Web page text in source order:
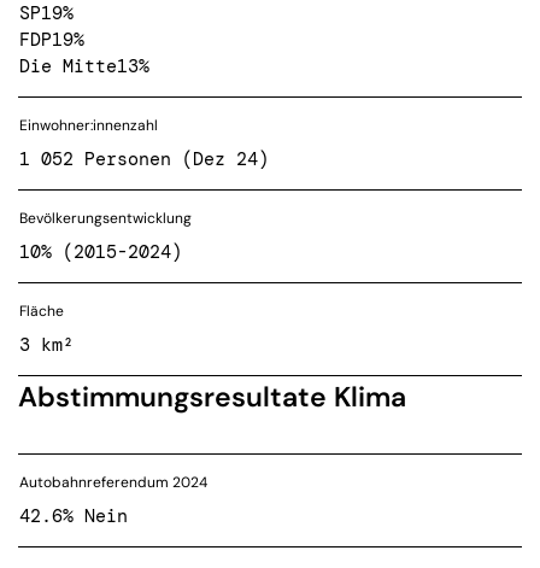
SP19%
FDP19%
Die Mitte13%
Einwohner:innenzahl
1 052 Personen (Dez 24)
Bevölkerungsentwicklung
10% (2015-2024)
Fläche
3 km²
Abstimmungsresultate Klima
Autobahnreferendum 2024
42.6% Nein